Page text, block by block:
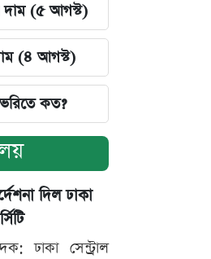
দাম (৫ আগস্ট)
(৪ আগস্ট)
কত?
দিল ঢাকা
ঢাকা সেন্ট্রাল